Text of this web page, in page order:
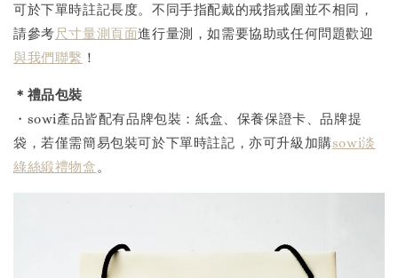
可於下單時註記長度。不同手指配戴的戒指戒圍並不相同，
請參考尺寸量測頁面進行量測，如需要協助或任何問題歡迎
與我們聯繫 ！
＊禮品包裝
・sowi產品皆配有品牌包裝：紙盒、保養保證卡、品牌提
袋，若僅需簡易包裝可於下單時註記，亦可升級加購sowi淡
綠絲緞禮物盒 。